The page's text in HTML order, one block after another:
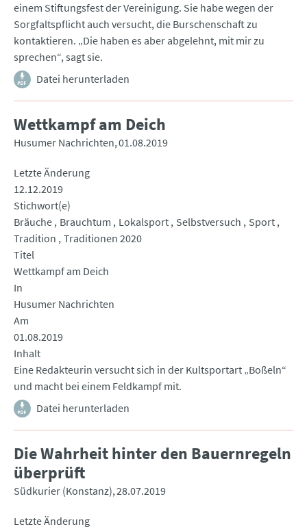
einem Stiftungsfest der Vereinigung. Sie habe wegen der
Sorgfaltspflicht auch versucht, die Burschenschaft zu
kontaktieren. „Die haben es aber abgelehnt, mit mir zu
sprechen“, sagt sie.
Datei herunterladen
Wettkampf am Deich
Husumer Nachrichten 01.08.2019
Letzte Änderung
12.12.2019
Stichwort(e)
Bräuche Brauchtum Lokalsport Selbstversuch
Sport
Tradition Traditionen 2020
Titel
Wettkampf am Deich
In
Husumer Nachrichten
Am
01.08.2019
Inhalt
Eine Redakteurin versucht sich in der Kultsportart „Boßeln“
und macht bei einem Feldkampf mit.
Datei herunterladen
Die Wahrheit hinter den Bauernregeln
überprüft
Südkurier (Konstanz) 28.07.2019
Letzte Änderung